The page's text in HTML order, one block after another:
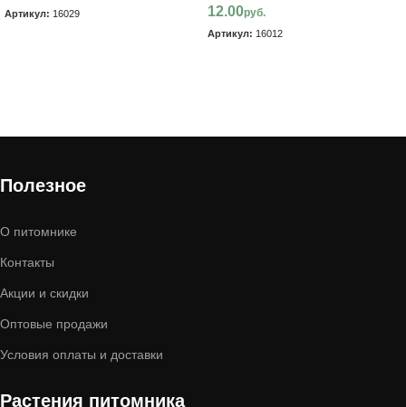
Артикул: 16029 12.00руб.
Артикул: 16012
Полезное
О питомнике
Контакты
Акции и скидки
Оптовые продажи
Условия оплаты и доставки
Растения питомника